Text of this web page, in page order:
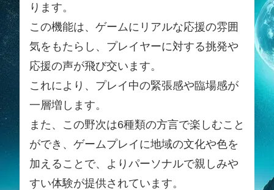
ります。
この機能は、ゲームにリアルな応援の雰囲
気をもたらし、プレイヤーに対する挑発や
応援の声が飛び交います。
これにより、プレイ中の緊張感や臨場感が
一層増します。
また、この野次は6種類の方言で楽しむこと
ができ、ゲームプレイに地域の文化や色を
加えることで、よりパーソナルで親しみや
すい体験が提供されています。